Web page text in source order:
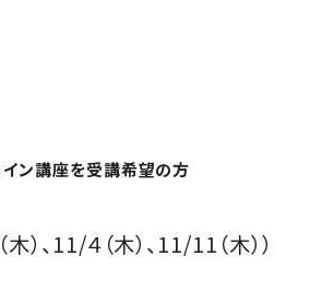
ン講座を受講希望の方
（木）、11/４（木）、11/11 （木））​